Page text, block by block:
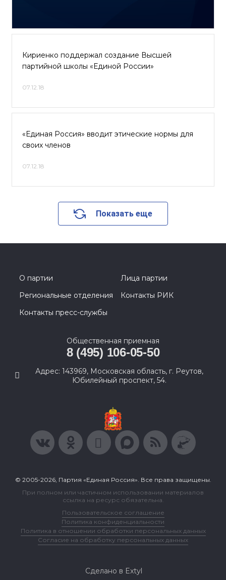
Кириенко поддержал создание Высшей
партийной школы «Единой России»
07.12.18
«Единая Россия» вводит этические нормы для
своих членов
07.12.18
Показать еще
О партии
Лица партии
Региональные отделения
Контакты РИК
Контакты пресс-службы
Общественная приемная
8 (495) 106-05-50
Адрес: 143969, Московская область, г. Реутов,
Юбилейный проспект, 54.
© 2005-2026, Партия «Единая Россия». Все права защищены.
При полном или частичном использовании материалов
ссылка на ресурс обязательна.
Пользовательское соглашение
Политика конфиденциальности
Политика в отношении обработки персональных данных
Согласие на обработку персональных данных
Сделано в Extyl